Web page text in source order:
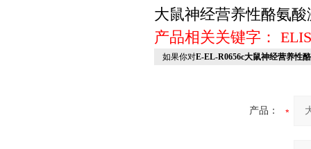
大鼠神经营养性酪氨
产品相关关键字：
如果你对E-EL-R0656c大鼠神经营养性
产品：